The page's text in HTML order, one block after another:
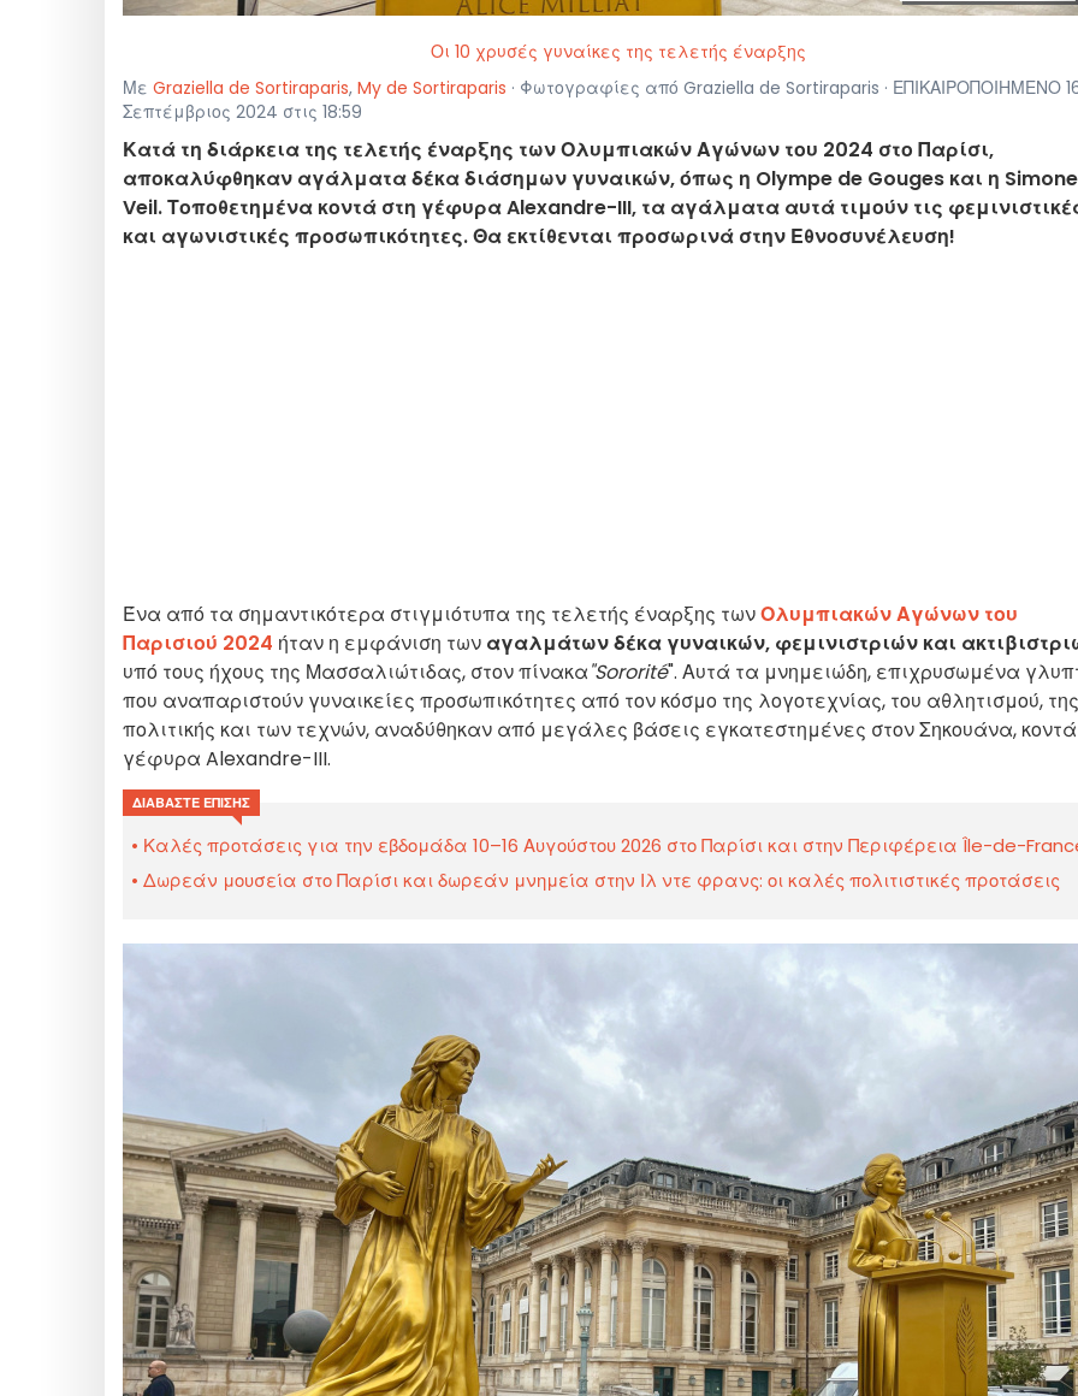
Οι 10 χρυσές γυναίκες της τελετής έναρξης
Με Graziella de Sortiraparis, My de Sortiraparis · Φωτογραφίες από Graziella de Sortiraparis · ΕΠΙΚΑΙΡΟΠΟΙΗΜΕΝΟ
Σεπτέμβριος 2024 στις 18:59
Κατά τη διάρκεια της τελετής έναρξης των Ολυμπιακών Αγώνων του 2024 στο Παρίσι,
αποκαλύφθηκαν αγάλματα δέκα διάσημων γυναικών, όπως η Olympe de Gouges και η Simone
Veil. Τοποθετημένα κοντά στη γέφυρα Alexandre-III, τα αγάλματα αυτά τιμούν τις
και αγωνιστικές προσωπικότητες. Θα εκτίθενται προσωρινά στην Εθνοσυνέλευση!
Ένα από τα σημαντικότερα στιγμιότυπα της τελετής έναρξης τωνΟλυμπιακών Αγώνων του
Παρισιού 2024 ήταν η εμφάνιση των αγαλμάτων δέκα γυναικών, φεμινιστριών και
υπό τους ήχους της Μασσαλιώτιδας, στον πίνακα"Sororité". Αυτά τα μνημειώδη, επιχρυσωμένα
που αναπαριστούν γυναικείες προσωπικότητες από τον κόσμο της λογοτεχνίας, του αθλητισμού, της
πολιτικής και των τεχνών, αναδύθηκαν από μεγάλες βάσεις εγκατεστημένες στον Σηκουάνα,
γέφυρα Alexandre-III.
ΔΙΑΒΆΣΤΕ ΕΠΊΣΗΣ
Καλές προτάσεις για την εβδομάδα 10–16 Αυγούστου 2026 στο Παρίσι και στην Περιφέρεια Île-de-
Δωρεάν μουσεία στο Παρίσι και δωρεάν μνημεία στην Ιλ ντε φρανς: οι καλές πολιτιστικές προτάσεις